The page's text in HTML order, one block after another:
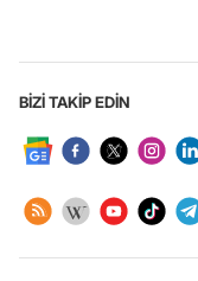
BİZİ TAKİP EDİN